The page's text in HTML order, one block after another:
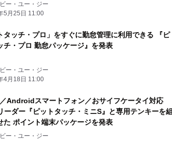
ー・ユー・ジー
5月25日 11:00
タッチ・プロ」をすぐに勤怠管理に利用できる 『ピ
チ・プロ 勤怠パッケージ』を発表
ー・ユー・ジー
4月18日 11:00
Androidスマートフォン／おサイフケータイ対応
ーダー『ピットタッチ・ミニS』と専用テンキーを組
た ポイント端末パッケージを発表
ー・ユー・ジー